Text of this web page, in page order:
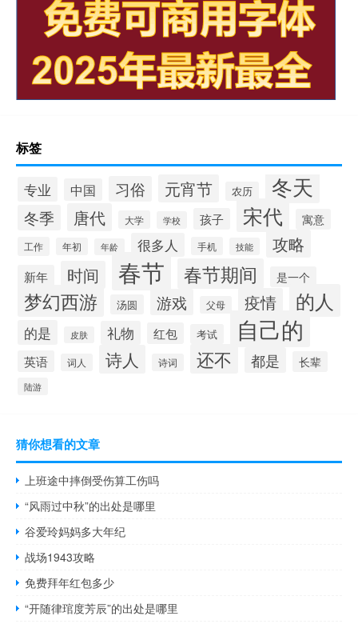
标签
专业 中国 习俗 元宵节 农历 冬天
冬季 唐代 大学 学校 孩子 宋代 寓意
工作 年初 年龄 很多人 手机 技能 攻略
新年 时间 春节 春节期间 是一个
梦幻西游 汤圆 游戏 父母 疫情 的人
的是 皮肤 礼物 红包 考试 自己的
英语 词人 诗人 诗词 还不 都是 长辈
陆游
猜你想看的文章
上班途中摔倒受伤算工伤吗
“风雨过中秋”的出处是哪里
谷爱玲妈妈多大年纪
战场1943攻略
免费拜年红包多少
“开随律琯度芳辰”的出处是哪里